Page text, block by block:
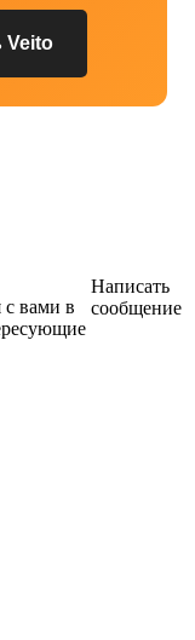
Veito
с вами в
Написать
сообщение